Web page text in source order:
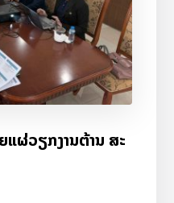
ຜ່ວຽກງານຕ້ານ ສະ